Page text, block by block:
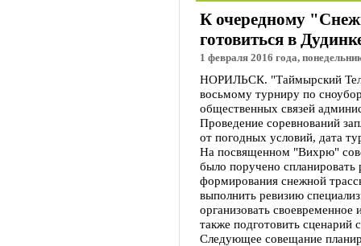
К очередному
готовиться в
1 февраля 2016 года,
НОРИЛЬСК. "Таймырский
восьмому турниру по
общественных связей
Проведение соревнований
от погодных условий, дата
На посвященном "Вихрю"
было поручено спланировать
формирования снежной
выполнить ревизию
организовать
также подготовить сценарий
Следующее совещание